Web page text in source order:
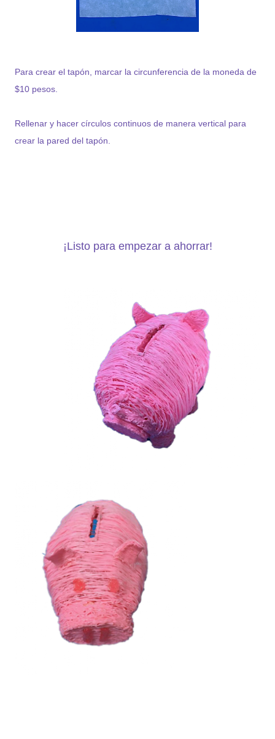
Para crear el tapón, marcar la circunferencia de la moneda de
$10 pesos.
Rellenar y hacer círculos continuos de manera vertical para
crear la pared del tapón.
¡Listo para empezar a ahorrar!